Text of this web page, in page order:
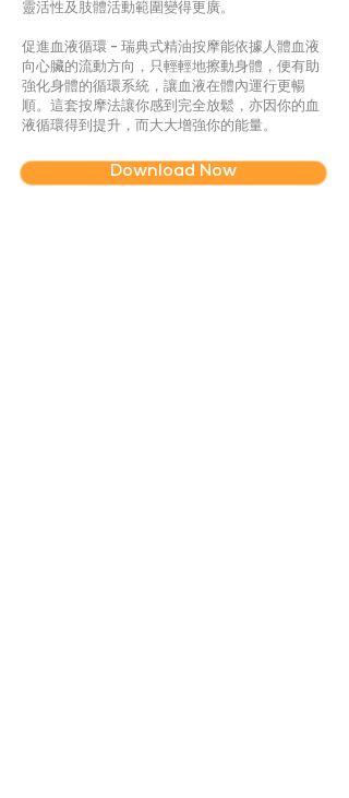
靈活性及肢體活動範圍變得更廣。
促進血液循環 - 瑞典式精油按摩能依據人體血液
向心臟的流動方向，只輕輕地擦動身體，便有助
強化身體的循環系統，讓血液在體內運行更暢
順。這套按摩法讓你感到完全放鬆，亦因你的血
液循環得到提升，而大大增強你的能量。
Download Now